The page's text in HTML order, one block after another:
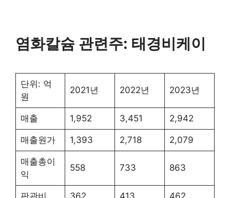
염화칼슘 관련주: 태경비케이
단위: 억
원
2021년 2022년 2023년
매출 1,952 3,451 2,942
매출원가 1,393 2,718 2,079
매출총이
익
558 733 863
판관비 362 413 462